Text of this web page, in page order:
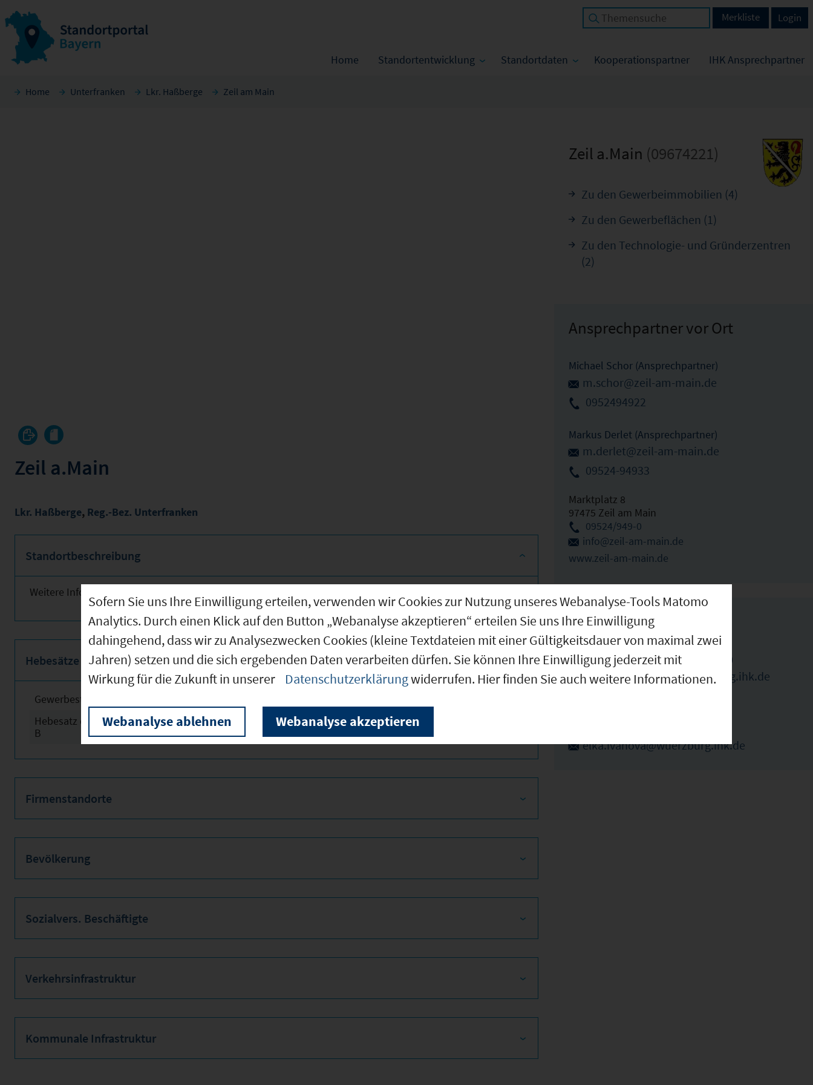
Home Standortentwicklung Standortdaten Kooperationspartner IHK Ansprechpartner
Login
Merkliste
Home Unterfranken Lkr. Haßberge Zeil am Main
Zeil a.Main
Lkr. Haßberge, Reg.-Bez. Unterfranken
Standortbeschreibung
Weitere Informationen finden Sie obenstehend!
Hebesätze
Gewerbesteuerhebesatz
Hebesatz der Grundsteuer
B
2024 350
Firmenstandorte
Bevölkerung
Sozialvers. Beschäftigte
Verkehrsinfrastruktur
Kommunale Infrastruktur
Zeil a.Main (09674221)
Zu den Gewerbeimmobilien (4)
Zu den Gewerbeflächen (1)
Zu den Technologie- und Gründerzentren
(2)
Ansprechpartner vor Ort
Michael Schor (Ansprechpartner)
m.schor@zeil-am-main.de
0952494922
Markus Derlet (Ansprechpartner)
m.derlet@zeil-am-main.de
09524-94933
Marktplatz 8
97475 Zeil am Main
09524/949-0
info@zeil-am-main.de
www.zeil-am-main.de
IHK Ansprechpartner
Benedikt Pfeuffer (Ansprechpartner)
benedikt.pfeuffer@wuerzburg.ihk.de
elka.ivanova@wuerzburg.ihk.de
Sofern Sie uns Ihre Einwilligung erteilen, verwenden wir Cookies zur Nutzung unseres Webanalyse-Tools Matomo
Analytics. Durch einen Klick auf den Button „Webanalyse akzeptieren“ erteilen Sie uns Ihre Einwilligung
dahingehend, dass wir zu Analysezwecken Cookies (kleine Textdateien mit einer Gültigkeitsdauer von maximal zwei
Jahren) setzen und die sich ergebenden Daten verarbeiten dürfen. Sie können Ihre Einwilligung jederzeit mit
Wirkung für die Zukunft in unserer
Datenschutzerklärungwiderrufen. Hier finden Sie auch weitere Informationen.
Webanalyse ablehnen Webanalyse akzeptieren